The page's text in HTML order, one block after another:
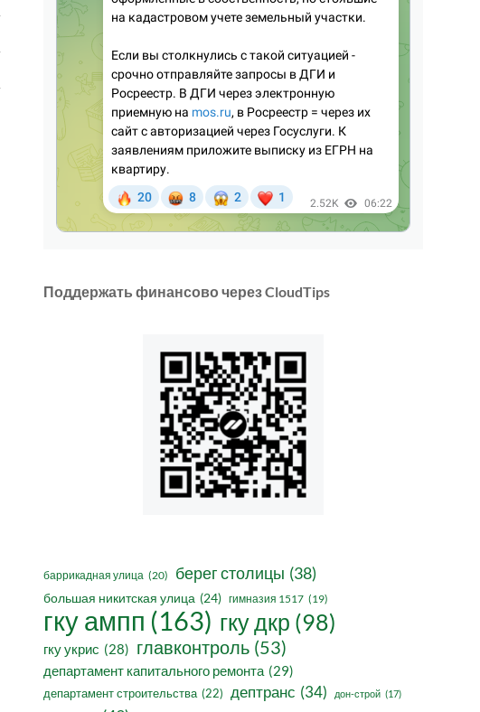
Поддержать финансово через CloudTips
баррикадная улица (20) берег столицы (38)
большая никитская улица (24) гимназия 1517 (19)
гку ампп (163) гку дкр (98)
гку укрис (28) главконтроль (53)
департамент капитального ремонта (29)
департамент строительства (22) дептранс (34) дон-строй (17)